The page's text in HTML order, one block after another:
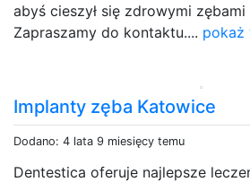
abyś cieszył się zdrowymi zębami
Zapraszamy do kontaktu.... pokaż
Implanty zęba Katowice
Dodano: 4 lata 9 miesięcy temu
Dentestica oferuje najlepsze